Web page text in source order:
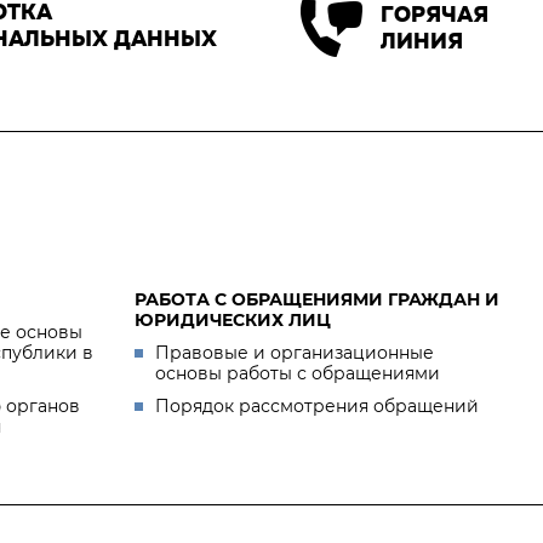
ДАННЫХ
ГОРЯЧАЯ
ЛИНИЯ
основы
в
РАБОТА С ОБРАЩЕНИЯМИ ГРАЖДАН И
ЮРИДИЧЕСКИХ ЛИЦ
Правовые и организационные
основы работы с обращениями
Порядок рассмотрения обращений